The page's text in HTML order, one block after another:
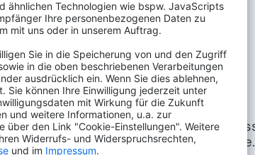
recyceltem Aluminium für die
Prägung und reflektierende Oberfläche.